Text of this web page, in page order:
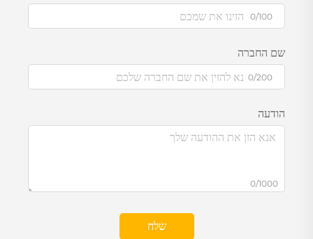
0/100
שם החברה
0/200
הודעה
0/1000
שלח